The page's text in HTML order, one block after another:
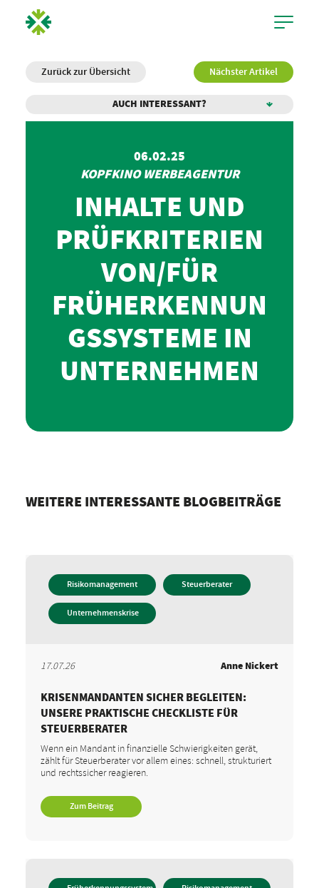
Zurück zur Übersicht Nächster Artikel
AUCH INTERESSANT?
06.02.25
KOPFKINO WERBEAGENTUR
INHALTE UND
PRÜFKRITERIEN
VON/FÜR
FRÜHERKENNUN
GSSYSTEME IN
UNTERNEHMEN
WEITERE INTERESSANTE BLOGBEITRÄGE
Risikomanagement Steuerberater
Unternehmenskrise
17.07.26 Anne Nickert
KRISENMANDANTEN SICHER BEGLEITEN:
UNSERE PRAKTISCHE CHECKLISTE FÜR
STEUERBERATER
Wenn ein Mandant in finanzielle Schwierigkeiten gerät,
zählt für Steuerberater vor allem eines: schnell, strukturiert
und rechtssicher reagieren.
Zum Beitrag